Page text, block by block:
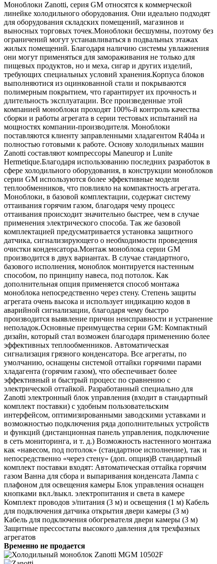
Моноблоки Zanotti, серия GM относятся к коммерческой
линейке холодильного оборудования. Они идеально подходят
для оборудования складских помещений, магазинов и
выносных торговых точек.Моноблоки бесшумны, поэтому без
ограничений могут устанавливаться в подвальных этажах
жилых помещений. Благодаря наличию системы увлажнения
они могут применяться для замораживания не только для
пищевых продуктов, но и меха, сигар и других изделий,
требующих специальных условий хранения.Корпуса блоков
выполняютися из оцинкованной стали и покрываются
полимерным покрытием, что гарантирует их прочность и
длительность эксплуатации. Все произведенные этой
компанией моноблоки проходят 100%-й контроль качества
сборки и работы агрегата в серии тестовых испытаний на
мощностях компании-производителя. Моноблоки
поставляются клиенту заправленными хладагентом R404a и
полностью готовыми к работе. Основу холодильных машин
Zanotti составляют компрессоры Maneurop и Lunite
Hermetique.Благодаря использованию последних разработок в
сфере холодильного оборудования, в конструкции моноблоков
серии GM используются более эффективные модели
теплообменников, что повлияло на компактность агрегата.
Моноблоки, в базовой комплектации, содержат систему
оттаивания горячим газом, благодаря чему процесс
оттаивания происходит значительно быстрее, чем в случае
применения электрического способа. Так же базовой
комплектацией предусматривается установка защитного
датчика, сигнализирующего о необходимости проведения
очистки конденсатора.Монтаж моноблока серии GM
производится в двух вариантах. В случае стандартного,
базового исполнения, моноблок монтируется настенным
способом, по принципу навеса, под потолок. Как
дополнительная опция применяется способ монтажа
моноблока непосредственно через стену. Степень защиты
агрегата очень высока и использует индикацию кодов в
аварийной сигнализации, благодаря чему быстро
производится выявление причин неисправности и устранение
неполадок.Основные преимущества серии GM: Компактный
дизайн, который стал возможен благодаря применению более
эффективных теплообменников. Автоматическая
сигнализация грязного конденсатора. Все агрегаты, по
умолчанию, оснащены системой оттайки горячими парами
хладагента (горячим газом), что обеспечивает более
эффективный и быстрый процесс по сравнению с
электрической оттайкой. Разработанный специально для
Zanotti электронный блок управления (входит в стандартный
комплект поставки) с удобным пользовательским
интерфейсом, оптимизированными заводскими уставками и
возможностью подключения ряда дополнительных устройств
и функций (дистанционная панель управления, подключение
в сеть мониторинга, и т. д.) Возможность настенного монтажа
как «навесом, под потолок» (стандартное исполнение), так и
непосредственно «через стену» (доп. опция)В стандартный
комплект поставки входят: Автоматическая оттайка горячим
газом Ванна для сбора и выпаривания конденсата Лампа с
плафоном для освещения камеры Блок управления оснащен
кнопками вкл./выкл. электропитания и света в камере
Комплект проводов э/питания (3 м) и освещения (1 м) Кабель
для подключения датчика открытия двери камеры (3 м)
Кабель для подключения обогревателя двери камеры (3 м)
Защитные прессостаты высокого давления для трехфазных
агрегатов
Временно не продается